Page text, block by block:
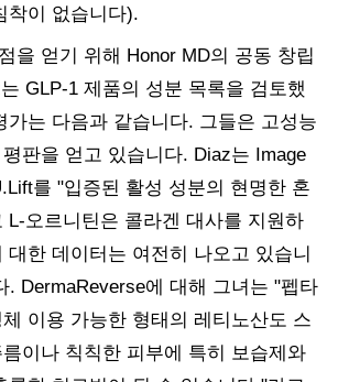
착이 없습니다).
을 얻기 위해 Honor MD의 공동 창립
GLP-1 제품의 성분 목록을 검토했
가는 다음과 같습니다. 그들은 고성능
판을 얻고 있습니다. Diaz는 Image
를 "입증된 활성 성분의 현명한 혼
L-오르니틴은 콜라겐 대사를 지원하
대한 데이터는 여전히 나오고 있습니
. DermaReverse에 대해 그녀는 "펩타
이용 가능한 형태의 레티노산도 스
이나 칙칙한 피부에 특히 보습제와